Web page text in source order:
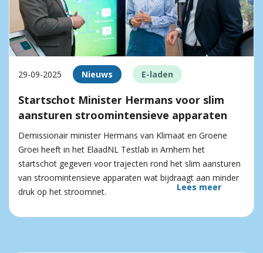
29-09-2025 Nieuws E-laden
Startschot Minister Hermans voor slim
aansturen stroomintensieve apparaten
Demissionair minister Hermans van Klimaat en Groene
Groei heeft in het ElaadNL Testlab in Arnhem het
startschot gegeven voor trajecten rond het slim aansturen
van stroomintensieve apparaten wat bijdraagt aan minder
druk op het stroomnet.
Lees meer